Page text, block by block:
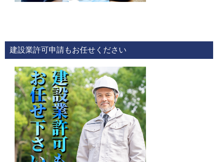
建設業許可申請もお任せください